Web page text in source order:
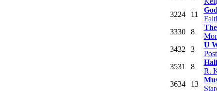
3224 11
3330 8
3432 3
U
3531 8
R.
3634 13